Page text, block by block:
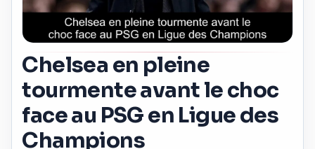
Chelsea en pleine
tourmente avant le choc
face au PSG en Ligue des
Champions